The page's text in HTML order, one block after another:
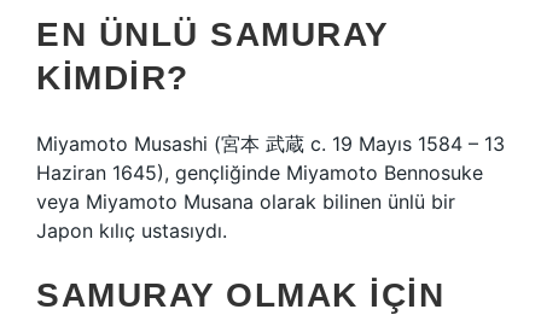
EN ÜNLÜ SAMURAY
KIMDIR?
Miyamoto Musashi (宮本 武蔵 c. 19 Mayıs 1584 – 13
Haziran 1645), gençliğinde Miyamoto Bennosuke
veya Miyamoto Musana olarak bilinen ünlü bir
Japon kılıç ustasıydı.
SAMURAY OLMAK IÇIN